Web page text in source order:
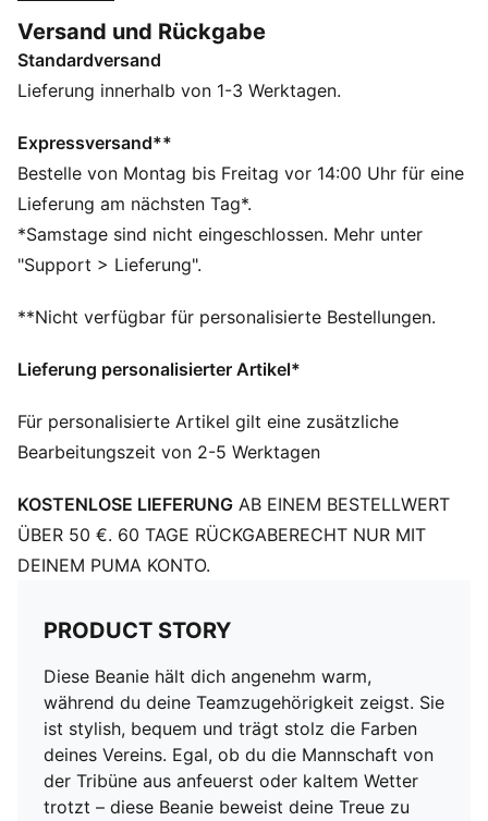
beweist deine Treue zu jeder Jahreszeit und bei jedem
Wetter.
FEATURES + VORTEILE
Materialien.
DETAILS
Offiziell lizenziertes Produkt
Rippstrick-Beanie mit Umschlag
Fleecefutter
Vereinswappen als gewebtes Label auf der
Gesticktes PUMA Cat Logo an der Seite
Teenager zwischen 8 und 16 Jahren
Versand und Rückgabe
Standardversand
Lieferung innerhalb von 1-3 Werktagen.
Expressversand**
Bestelle von Montag bis Freitag vor 14:00 Uhr für eine
Lieferung am nächsten Tag*.
*Samstage sind nicht eingeschlossen. Mehr unter
"Support > Lieferung".
**Nicht verfügbar für personalisierte Bestellungen.
Lieferung personalisierter Artikel*
Für personalisierte Artikel gilt eine zusätzliche
Bearbeitungszeit von 2-5 Werktagen
KOSTENLOSE LIEFERUNG AB EINEM BESTELLWERT
ÜBER 50 €. 60 TAGE RÜCKGABERECHT NUR MIT
DEINEM PUMA KONTO.
PRODUCT STORY
Diese Beanie hält dich angenehm warm,
während du deine Teamzugehörigkeit zeigst. Sie
ist stylish, bequem und trägt stolz die Farben
deines Vereins. Egal, ob du die Mannschaft von
der Tribüne aus anfeuerst oder kaltem Wetter
trotzt – diese Beanie beweist deine Treue zu